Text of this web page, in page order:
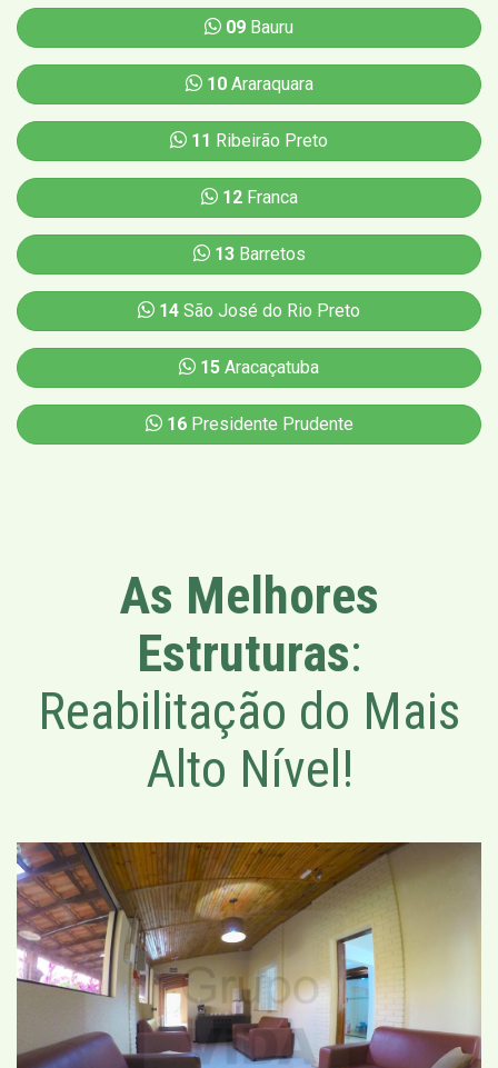
09 Bauru
10Araraquara
11 Ribeirão Preto
12Franca
13Barretos
14 São José do Rio Preto
15 Aracaçatuba
16Presidente Prudente
As Melhores
Estruturas:
Reabilitação do Mais
Alto Nível!